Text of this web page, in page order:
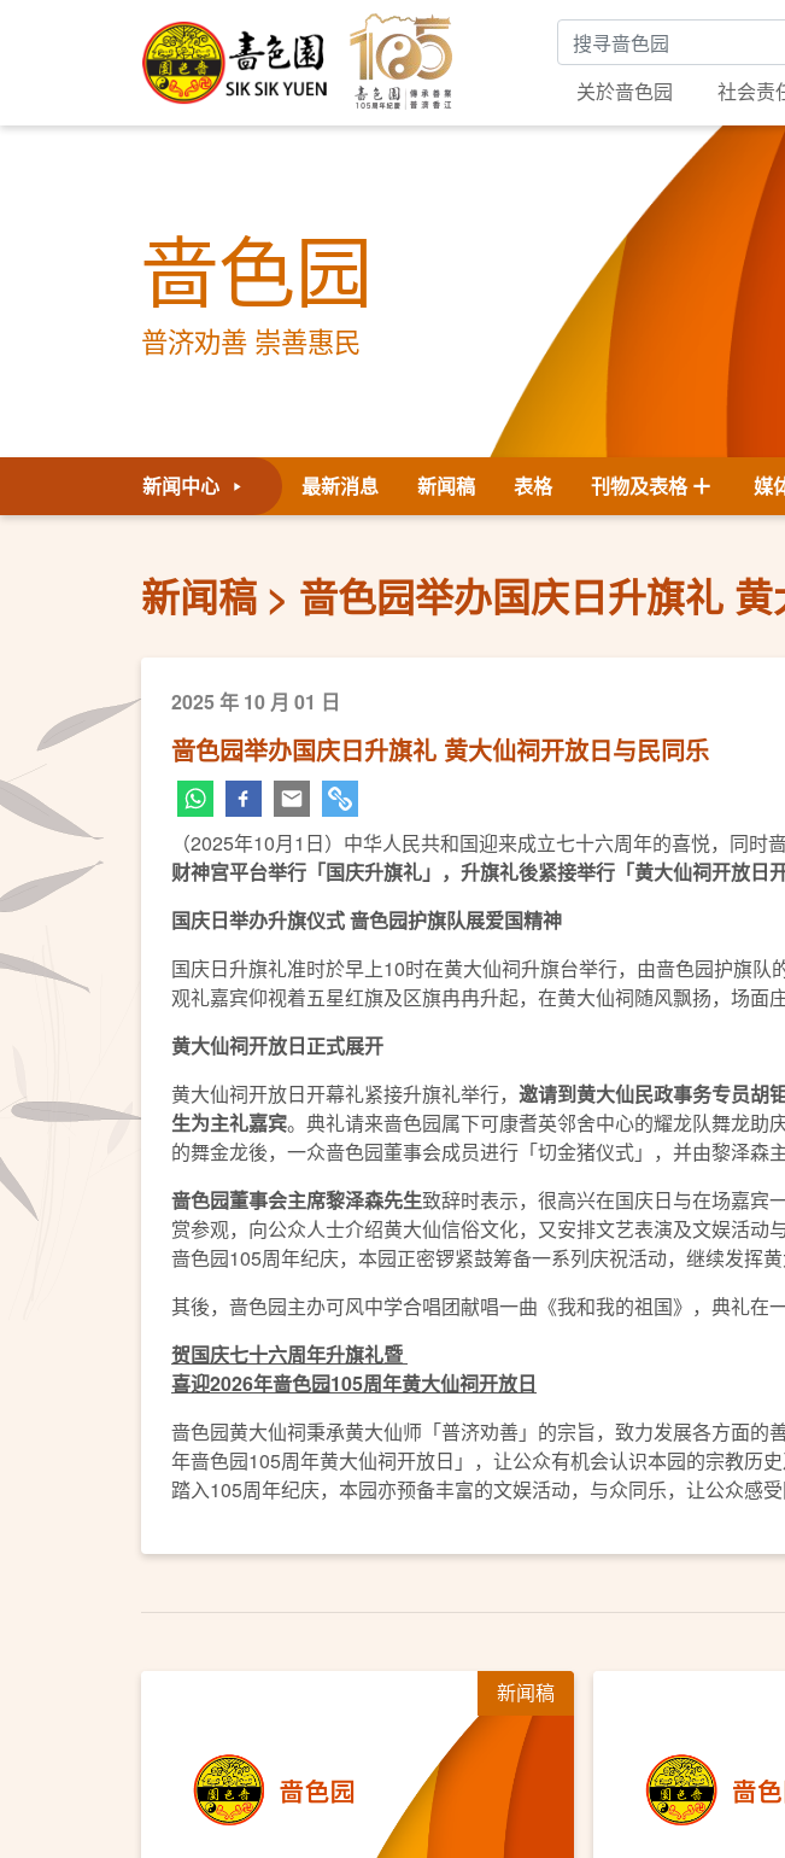
搜寻关键字
关於啬色园
社会责
啬色园
普济劝善 崇善惠民
新闻中心 最新消息 新闻稿 表格 刊物及表格 媒
新闻稿 啬色园举办国庆日升旗礼
2025 年 10 月 01 日
啬色园举办国庆日升旗礼 黄大仙祠开放日与民同乐
（2025年10月1日）中华人民共和国迎来成立七十六周年的喜悦，同时
财神宫平台举行「国庆升旗礼」，升旗礼後紧接举行「黄大仙祠开放日
国庆日举办升旗仪式啬色园护旗队展爱国精神
国庆日升旗礼准时於早上10时在黄大仙祠升旗台举行，由啬色园护旗
观礼嘉宾仰视着五星红旗及区旗冉冉升起，在黄大仙祠随风飘扬，场面庄
黄大仙祠开放日正式展开
黄大仙祠开放日开幕礼紧接升旗礼举行， 邀请到黄大仙民政事务专员胡
生为主礼嘉宾。典礼请来啬色园属下可康耆英邻舍中心的耀龙队舞龙
的舞金龙後，一众啬色园董事会成员进行「切金猪仪式」，并由黎泽森
啬色园董事会主席黎泽森先生致辞时表示，很高兴在国庆日与在场嘉宾
赏参观，向公众人士介绍黄大仙信俗文化，又安排文艺表演及文娱活
啬色园105周年纪庆，本园正密锣紧鼓筹备一系列庆祝活动，继续发挥
其後，啬色园主办可风中学合唱团献唱一曲《我和我的祖国》，典礼在
贺国庆七十六周年升旗礼暨
喜迎2026年啬色园105周年黄大仙祠开放日
啬色园黄大仙祠秉承黄大仙师「普济劝善」的宗旨，致力发展各方面
年啬色园105周年黄大仙祠开放日」，让公众有机会认识本园的宗教历
踏入105周年纪庆，本园亦预备丰富的文娱活动，与众同乐，让公众感受
新闻稿